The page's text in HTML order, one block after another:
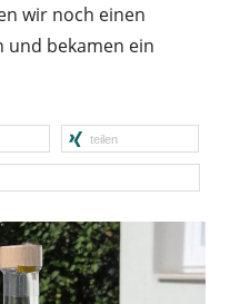
wir noch einen
und bekamen ein
teilen